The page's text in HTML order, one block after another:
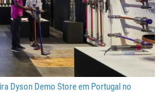
Dyson Demo Store em Portugal no